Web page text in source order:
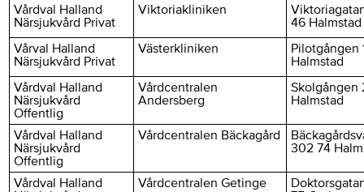
Vårdval Halland
Närsjukvård Privat
Viktoriakliniken
46 Halmstad
Vårval Halland
Närsjukvård Privat
Västerkliniken
Pilotgången
Halmstad
Vårdval Halland
Närsjukvård
Offentlig
Vårdcentralen
Andersberg
Skolgången
Halmstad
Vårdval Halland
Närsjukvård
Offentlig
Vårdcentralen Bäckagård
302 74
Vårdval Halland
Vårdcentralen Getinge